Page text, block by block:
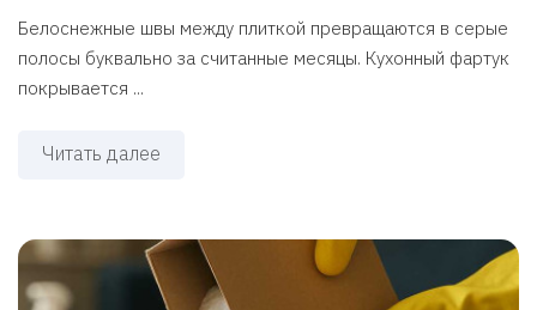
Белоснежные швы между плиткой превращаются в серые
полосы буквально за считанные месяцы. Кухонный фартук
покрывается ...
Читать далее